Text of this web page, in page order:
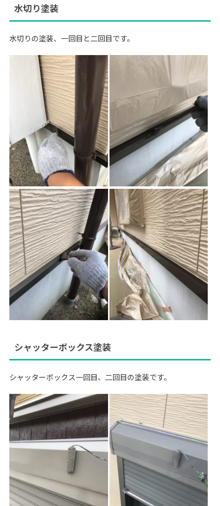
水切り塗装
水切りの塗装、一回目と二回目です。
シャッターボックス塗装
シャッターボックス一回目、二回目の塗装です。